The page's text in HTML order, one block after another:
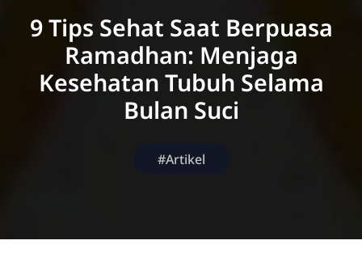
9 Tips Sehat Saat Berpuasa
Ramadhan: Menjaga
Kesehatan Tubuh Selama
Bulan Suci
#Artikel